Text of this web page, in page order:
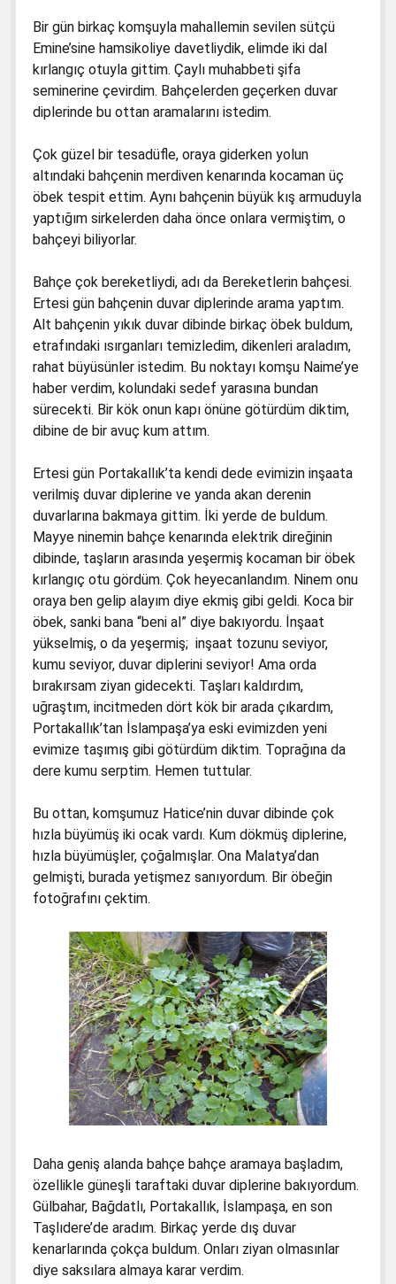
Gönderilen Hata Tespit Raporu
Bir gün birkaç komşuyla mahallemin sevilen sütçü
Emine’sine hamsikoliye davetliydik, elimde iki dal
kırlangıç otuyla gittim. Çaylı muhabbeti şifa
seminerine çevirdim. Bahçelerden geçerken duvar
diplerinde bu ottan aramalarını istedim.
Çok güzel bir tesadüfle, oraya giderken yolun
altındaki bahçenin merdiven kenarında kocaman üç
öbek tespit ettim. Aynı bahçenin büyük kış armuduyla
yaptığım sirkelerden daha önce onlara vermiştim, o
bahçeyi biliyorlar.
Bahçe çok bereketliydi, adı da Bereketlerin bahçesi.
Ertesi gün bahçenin duvar diplerinde arama yaptım.
Alt bahçenin yıkık duvar dibinde birkaç öbek buldum,
etrafındaki ısırganları temizledim, dikenleri araladım,
rahat büyüsünler istedim. Bu noktayı komşu Naime’ye
haber verdim, kolundaki sedef yarasına bundan
sürecekti. Bir kök onun kapı önüne götürdüm diktim,
dibine de bir avuç kum attım.
Ertesi gün Portakallık’ta kendi dede evimizin inşaata
verilmiş duvar diplerine ve yanda akan derenin
duvarlarına bakmaya gittim. İki yerde de buldum.
Mayye ninemin bahçe kenarında elektrik direğinin
dibinde, taşların arasında yeşermiş kocaman bir öbek
kırlangıç otu gördüm. Çok heyecanlandım. Ninem onu
oraya ben gelip alayım diye ekmiş gibi geldi. Koca bir
öbek, sanki bana “beni al” diye bakıyordu. İnşaat
yükselmiş, o da yeşermiş; inşaat tozunu seviyor,
kumu seviyor, duvar diplerini seviyor! Ama orda
bırakırsam ziyan gidecekti. Taşları kaldırdım,
uğraştım, incitmeden dört kök bir arada çıkardım,
Portakallık’tan İslampaşa’ya eski evimizden yeni
evimize taşımış gibi götürdüm diktim. Toprağına da
dere kumu serptim. Hemen tuttular.
Bu ottan, komşumuz Hatice’nin duvar dibinde çok
hızla büyümüş iki ocak vardı. Kum dökmüş diplerine,
hızla büyümüşler, çoğalmışlar. Ona Malatya’dan
gelmişti, burada yetişmez sanıyordum. Bir öbeğin
fotoğrafını çektim.
Daha geniş alanda bahçe bahçe aramaya başladım,
özellikle güneşli taraftaki duvar diplerine bakıyordum.
Gülbahar, Bağdatlı, Portakallık, İslampaşa, en son
Taşlıdere’de aradım. Birkaç yerde dış duvar
kenarlarında çokça buldum. Onları ziyan olmasınlar
diye saksılara almaya karar verdim.